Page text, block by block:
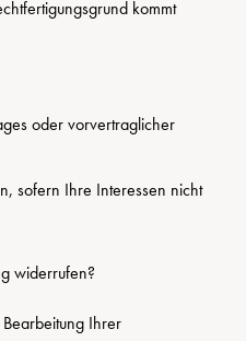
kommt
oder vorvertraglicher
sofern Ihre Interessen nicht
widerrufen?
Ihrer